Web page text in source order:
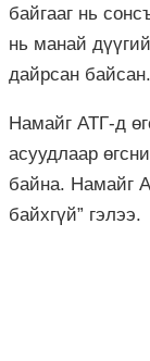
байгааг нь
нь манай
дайрсан
Намайг АТГ-д
асуудлаар
байна. Намайг
байхгүй” гэлээ.